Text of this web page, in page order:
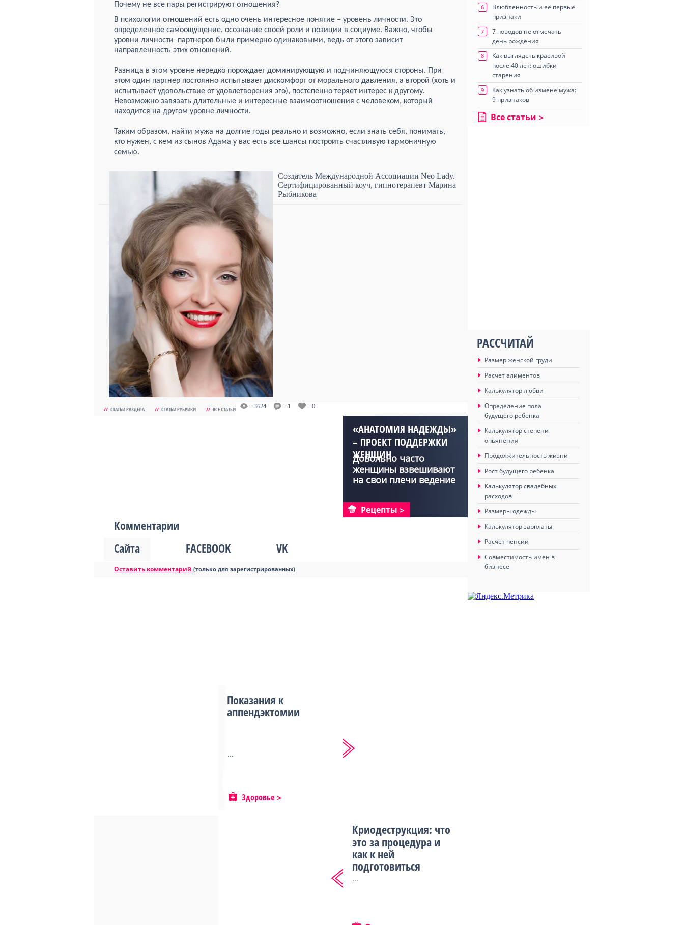
Почему не все пары регистрируют отношения?
В психологии отношений есть одно очень интересное понятие – уровень личности. Это
определенное самоощущение, осознание своей роли и позиции в социуме. Важно, чтобы
уровни личности партнеров были примерно одинаковыми, ведь от этого зависит
направленность этих отношений.
Разница в этом уровне нередко порождает доминирующую и подчиняющуюся стороны. При
этом один партнер постоянно испытывает дискомфорт от морального давления, а второй (хоть и
испытывает удовольствие от удовлетворения эго), постепенно теряет интерес к другому.
Невозможно завязать длительные и интересные взаимоотношения с человеком, который
находится на другом уровне личности.
Таким образом, найти мужа на долгие годы реально и возможно, если знать себя, понимать,
кто нужен, с кем из сынов Адама у вас есть все шансы построить счастливую гармоничную
семью.
Создатель Международной Ассоциации Neo Lady.
Сертифицированный коуч, гипнотерапевт Марина
Рыбникова
// СТАТЬИ РАЗДЕЛА // СТАТЬИ РУБРИКИ // ВСЕ СТАТЬИ - 3624 - 1 - 0
«АНАТОМИЯ НАДЕЖДЫ»
– ПРОЕКТ ПОДДЕРЖКИ
ЖЕНЩИН
Довольно часто
женщины взвешивают
на свои плечи ведение
Рецепты
Комментарии
Сайта
FACEBOOK VK
Оставить комментарий (только для зарегистрированных)
Показания к
аппендэктомии
...
Здоровье
Криодеструкция: что
это за процедура и
как к ней
подготовиться
...
6
Влюбленность и ее первые
признаки
7
7 поводов не отмечать
день рождения
8
Как выглядеть красивой
после 40 лет: ошибки
старения
9
Как узнать об измене мужа:
9 признаков
Все статьи
РАССЧИТАЙ
Размер женской груди
Расчет алиментов
Калькулятор любви
Определение пола
будущего ребенка
Калькулятор степени
опьянения
Продолжительность жизни
Рост будущего ребенка
Калькулятор свадебных
расходов
Размеры одежды
Калькулятор зарплаты
Расчет пенсии
Совместимость имен в
бизнесе